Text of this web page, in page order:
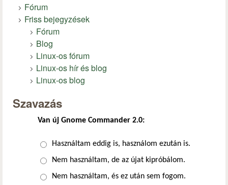
Fórum
Friss bejegyzések
Fórum
Blog
Linux-os fórum
Linux-os hír és blog
Linux-os blog
Szavazás
Van új Gnome Commander 2.0:
Választások
Használtam eddig is, használom ezután is.
Nem használtam, de az újat kipróbálom.
Nem használtam, és ez után sem fogom.